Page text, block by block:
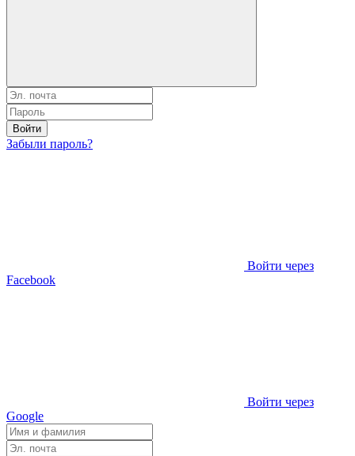
Войти
Забыли пароль?
Войти через
Facebook
Войти через
Google